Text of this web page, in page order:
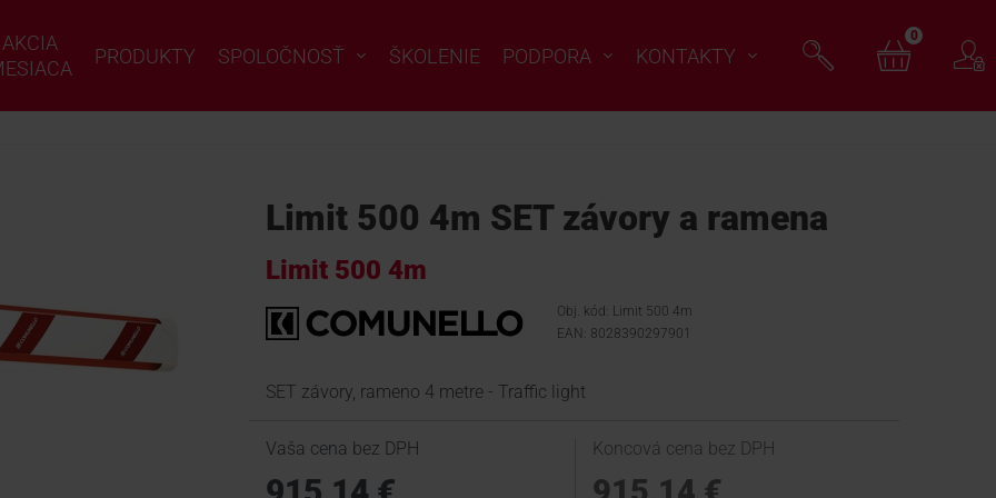
AKCIA
PRODUKTY SPOLOČNOSŤ ŠKOLENIE PODPORA KONTAKTY
0
Limit 500 4m SET závory a ramena
Limit 500 4m
Obj. kód: Limit 500 4m
EAN: 8028390297901
SET závory, rameno 4 metre - Traffic light
Vaša cena bez DPH Koncová cena bez DPH